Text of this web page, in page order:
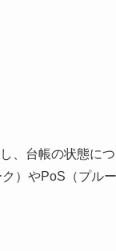
、台帳の状態に
）やPoS（プル